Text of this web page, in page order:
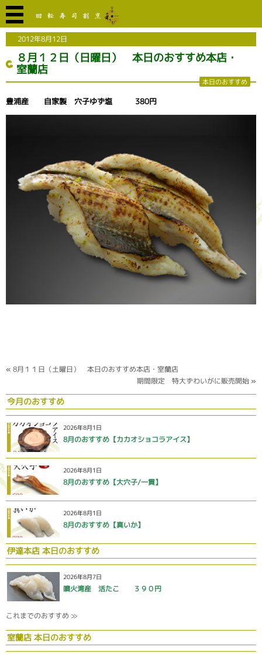
2012年8月12日
８月１２日（日曜日） 本日のおすすめ本店・
室蘭店
本日のおすすめ
豊浦産 自家製 穴子ゆず塩 380円
« 8月１１日（土曜日） 本日のおすすめ本店・室蘭店
期間限定 特大ずわいがに販売開始 »
今月のおすすめ
2026年8月1日
8月のおすすめ【カカオショコラアイス】
2026年8月1日
8月のおすすめ【大穴子/一貫】
2026年8月1日
8月のおすすめ【真いか】
伊達本店 本日のおすすめ
2026年8月7日
噴火湾産 活たこ ３９０円
これまでのおすすめ ≫
室蘭店 本日のおすすめ